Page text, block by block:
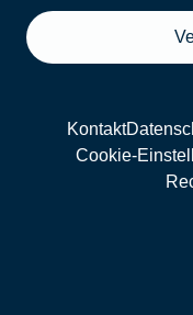
Kontakt
Cookie-